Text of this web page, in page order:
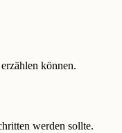
können.
werden sollte.